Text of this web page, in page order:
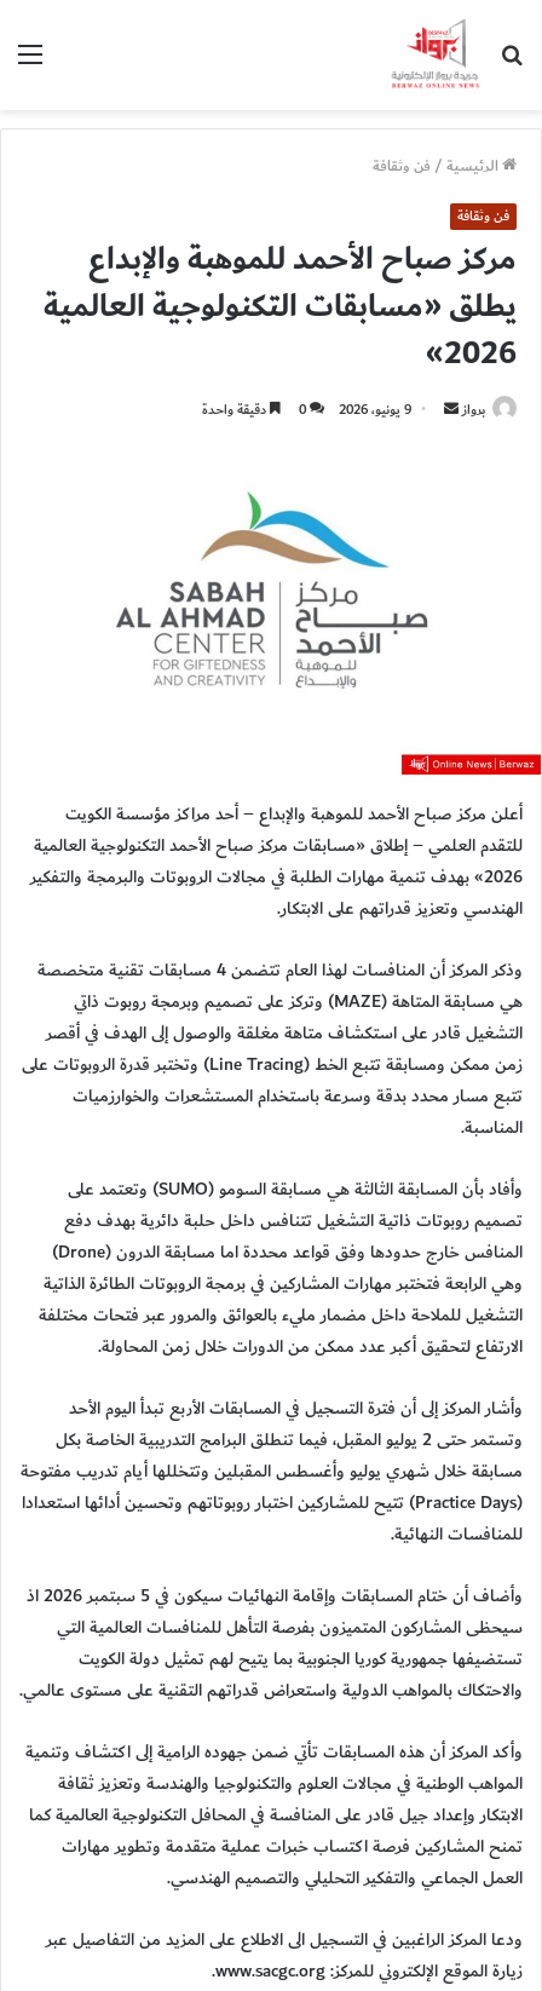
الرئيسية/فن وثقافة
فن وثقافة
مركز صباح الأحمد للموهبة والإبداع
يطلق «مسابقات التكنولوجية العالمية
2026»
برواز
أرسل 9 يونيو، 2026 0 دقيقة واحدة
أعلن مركز صباح الأحمد للموهبة والإبداع – أحد مراكز مؤسسة الكويت
للتقدم العلمي – إطلاق «مسابقات مركز صباح الأحمد التكنولوجية العالمية
2026» بهدف تنمية مهارات الطلبة في مجالات الروبوتات والبرمجة والتفكير
الهندسي وتعزيز قدراتهم على الابتكار.
وذكر المركز أن المنافسات لهذا العام تتضمن 4 مسابقات تقنية متخصصة
هي مسابقة المتاهة (MAZE) وتركز على تصميم وبرمجة روبوت ذاتي
التشغيل قادر على استكشاف متاهة مغلقة والوصول إلى الهدف في أقصر
زمن ممكن ومسابقة تتبع الخط (Line Tracing) وتختبر قدرة الروبوتات على
تتبع مسار محدد بدقة وسرعة باستخدام المستشعرات والخوارزميات
المناسبة.
وأفاد بأن المسابقة الثالثة هي مسابقة السومو (SUMO) وتعتمد على
تصميم روبوتات ذاتية التشغيل تتنافس داخل حلبة دائرية بهدف دفع
المنافس خارج حدودها وفق قواعد محددة اما مسابقة الدرون (Drone)
وهي الرابعة فتختبر مهارات المشاركين في برمجة الروبوتات الطائرة الذاتية
التشغيل للملاحة داخل مضمار مليء بالعوائق والمرور عبر فتحات مختلفة
الارتفاع لتحقيق أكبر عدد ممكن من الدورات خلال زمن المحاولة.
وأشار المركز إلى أن فترة التسجيل في المسابقات الأربع تبدأ اليوم الأحد
وتستمر حتى 2 يوليو المقبل، فيما تنطلق البرامج التدريبية الخاصة بكل
مسابقة خلال شهري يوليو وأغسطس المقبلين وتتخللها أيام تدريب مفتوحة
(Practice Days) تتيح للمشاركين اختبار روبوتاتهم وتحسين أدائها استعدادا
للمنافسات النهائية.
وأضاف أن ختام المسابقات وإقامة النهائيات سيكون في 5 سبتمبر 2026 اذ
سيحظى المشاركون المتميزون بفرصة التأهل للمنافسات العالمية التي
تستضيفها جمهورية كوريا الجنوبية بما يتيح لهم تمثيل دولة الكويت
والاحتكاك بالمواهب الدولية واستعراض قدراتهم التقنية على مستوى عالمي.
وأكد المركز أن هذه المسابقات تأتي ضمن جهوده الرامية إلى اكتشاف وتنمية
المواهب الوطنية في مجالات العلوم والتكنولوجيا والهندسة وتعزيز ثقافة
الابتكار وإعداد جيل قادر على المنافسة في المحافل التكنولوجية العالمية كما
تمنح المشاركين فرصة اكتساب خبرات عملية متقدمة وتطوير مهارات
العمل الجماعي والتفكير التحليلي والتصميم الهندسي.
ودعا المركز الراغبين في التسجيل الى الاطلاع على المزيد من التفاصيل عبر
زيارة الموقع الإلكتروني للمركز: www.sacgc.org.